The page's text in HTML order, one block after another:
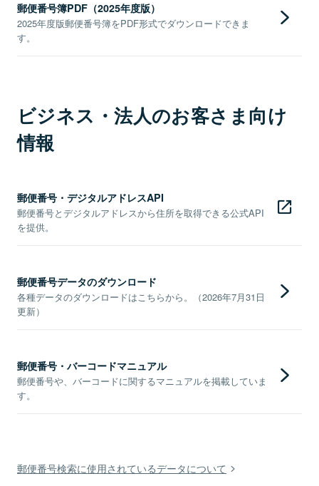
郵便番号簿PDF（2025年度版）
2025年度版郵便番号簿をPDF形式でダウンロードできま
す。
ビジネス・法人のお客さま向け
情報
郵便番号・デジタルアドレスAPI
郵便番号とデジタルアドレスから住所を取得できる公式API
を提供。
郵便番号データのダウンロード
各種データのダウンロードはこちらから。（2026年7月31日
更新）
郵便番号・バーコードマニュアル
郵便番号や、バーコードに関するマニュアルを掲載していま
す。
郵便番号検索に使用されているデータについて